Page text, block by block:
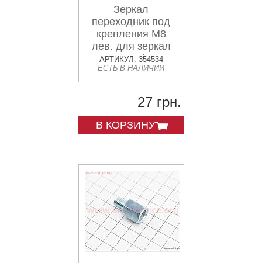
Зеркал
переходник под
крепления М8
лев. для зеркал
М8 прав. (одна
сторона)
АРТИКУЛ: 354534
ЕСТЬ В НАЛИЧИИ
27 грн.
В КОРЗИНУ